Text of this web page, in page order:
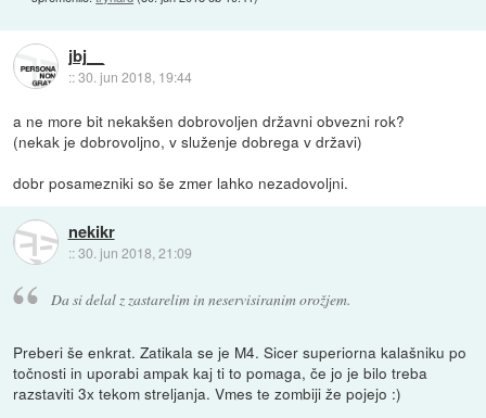
jbj__
::30. jun 2018, 19:44
a ne more bit nekakšen dobrovoljen državni obvezni rok?
(nekak je dobrovoljno, v služenje dobrega v državi)
dobr posamezniki so še zmer lahko nezadovoljni.
nekikr
::30. jun 2018, 21:09
Da si delal z zastarelim in neservisiranim orožjem.
Preberi še enkrat. Zatikala se je M4. Sicer superiorna kalašniku po
točnosti in uporabi ampak kaj ti to pomaga, če jo je bilo treba
razstaviti 3x tekom streljanja. Vmes te zombiji že pojejo :)